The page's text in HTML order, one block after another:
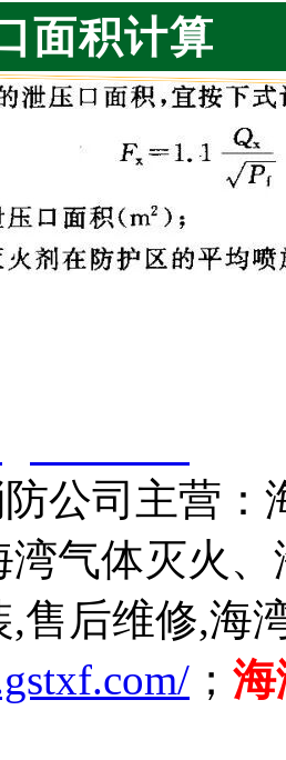
面积计算
司主营：
湾气体灭火
,售后维修,海
； 海